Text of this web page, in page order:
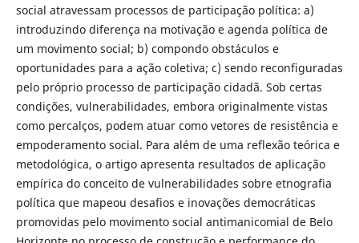
social atravessam processos de participação política: a)
introduzindo diferença na motivação e agenda política de
um movimento social; b) compondo obstáculos e
oportunidades para a ação coletiva; c) sendo reconfiguradas
pelo próprio processo de participação cidadã. Sob certas
condições, vulnerabilidades, embora originalmente vistas
como percalços, podem atuar como vetores de resistência e
empoderamento social. Para além de uma reflexão teórica e
metodológica, o artigo apresenta resultados de aplicação
empírica do conceito de vulnerabilidades sobre etnografia
política que mapeou desafios e inovações democráticas
promovidas pelo movimento social antimanicomial de Belo